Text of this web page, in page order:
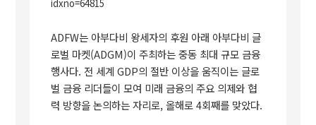
idxno=64815
ADFW는 아부다비 왕세자의 후원 아래 아부다비 글
로벌 마켓(ADGM)이 주최하는 중동 최대 규모 금융
행사다. 전 세계 GDP의 절반 이상을 움직이는 글로
벌 금융 리더들이 모여 미래 금융의 주요 의제와 협
력 방향을 논의하는 자리로, 올해로 4회째를 맞았다.